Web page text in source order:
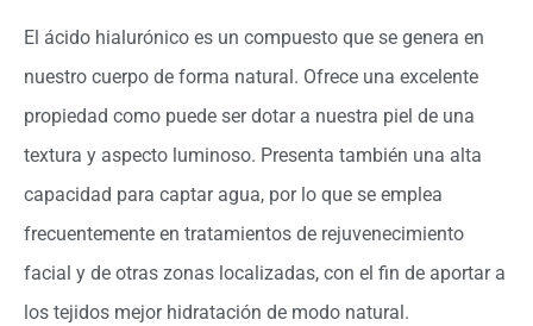
El ácido hialurónico es un compuesto que se genera en
nuestro cuerpo de forma natural. Ofrece una excelente
propiedad como puede ser dotar a nuestra piel de una
textura y aspecto luminoso. Presenta también una alta
capacidad para captar agua, por lo que se emplea
frecuentemente en tratamientos de rejuvenecimiento
facial y de otras zonas localizadas, con el fin de aportar a
los tejidos mejor hidratación de modo natural.